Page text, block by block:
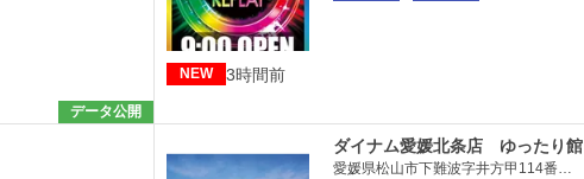
データ公開
NEW 3時間前
ダイナム愛媛北条店 ゆったり館
愛媛県松山市下難波字井方甲114番…